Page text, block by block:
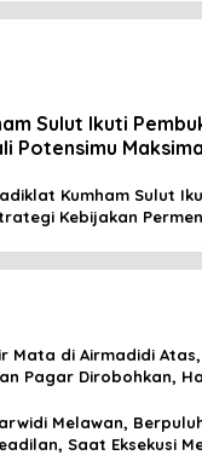
Sulut Ikuti
Potensimu
Kumham Sulut
Kebijakan
Mata di Airmadidi
Pagar Dirobohkan,
Melawan,
Saat Eksekusi